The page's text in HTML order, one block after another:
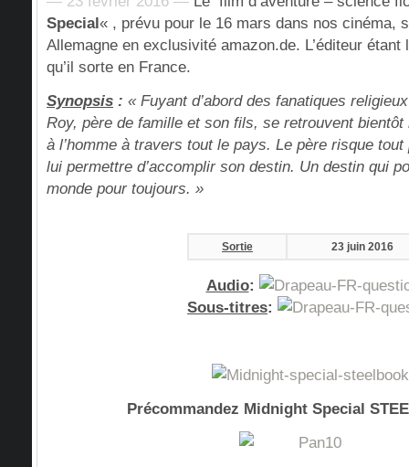
Special« , prévu pour le 16 mars dans nos cinéma,
Allemagne en exclusivité amazon.de. L’éditeur étant
qu’il sorte en France.
Synopsis : « Fuyant d’abord des fanatiques
Roy, père de famille et son fils, se retrouvent bientôt
à l’homme à travers tout le pays. Le père risque
lui permettre d’accomplir son destin. Un destin qui
monde pour toujours. »
Sortie 23 juin 2016
Audio:
Sous-titres:
Précommandez Midnight Special